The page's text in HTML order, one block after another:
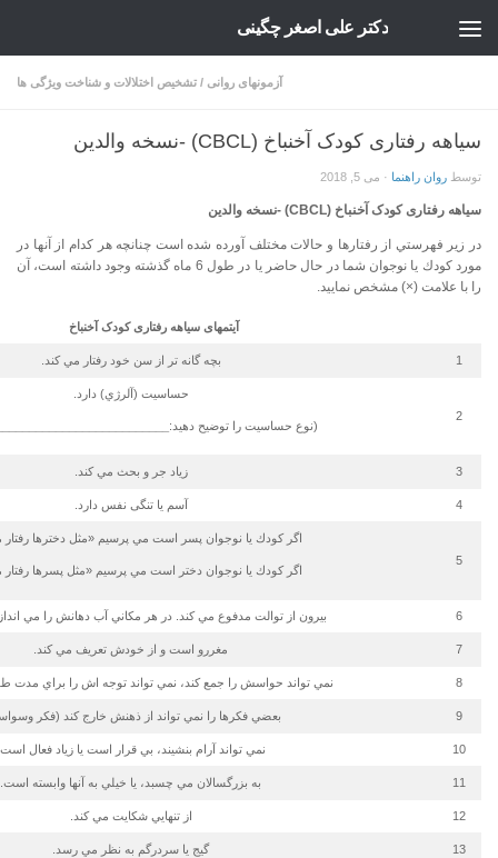
دکتر علی اصغر چگینی
آزمونهای روانی / تشخیص اختلالات و شناخت ویژگی ها
سیاهه رفتاری کودک آخنباخ (CBCL) -نسخه والدین
توسط روان راهنما · می 5, 2018
سیاهه رفتاری کودک آخنباخ (CBCL) -نسخه والدین
در زير فهرستي از رفتارها و حالات مختلف آورده شده است چنانچه هر كدام از آنها در
مورد كودك يا نوجوان شما در حال حاضر يا در طول 6 ماه گذشته وجود داشته است، آن
را با علامت (×) مشخص نمایید.
آیتمهایسیاهه رفتاری کودک آخنباخ
1 بچه گانه تر از سن خود رفتار مي كند.
2
حساسيت (آلرژي) دارد.
(نوع حساسيت را توضيح دهيد:
3 زياد جر و بحث مي كند.
4 آسم یا تنگی نفس دارد.
5
اگر كودك يا نوجوان پسر است مي پرسيم «مثل دخترها رفتار
اگر كودك يا نوجوان دختر است مي پرسيم «مثل پسرها رفتار
6 بيرون از توالت مدفوع مي كند. در هر مكاني آب دهانش را مي
7 مغررو است و از خودش تعريف مي كند.
8 نمي تواند حواسش را جمع كند، نمي تواند توجه اش را براي مدت
9 بعضي فكرها را نمي تواند از ذهنش خارج كند (فكر
10 نمي تواند آرام بنشيند، بي قرار است يا زياد فعال
11 به بزرگسالان مي چسبد، يا خيلي به آنها وابسته است.
12 از تنهايي شكايت مي كند.
13 گيج يا سردرگم به نظر مي رسد.